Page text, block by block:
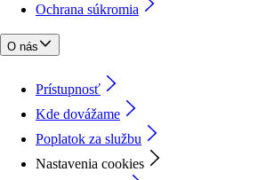
Ochrana súkromia
O nás
Prístupnosť
Kde dovážame
Poplatok za službu
Nastavenia cookies